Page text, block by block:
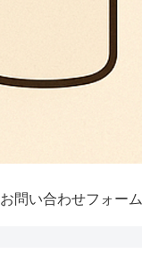
お問い合わせフォーム